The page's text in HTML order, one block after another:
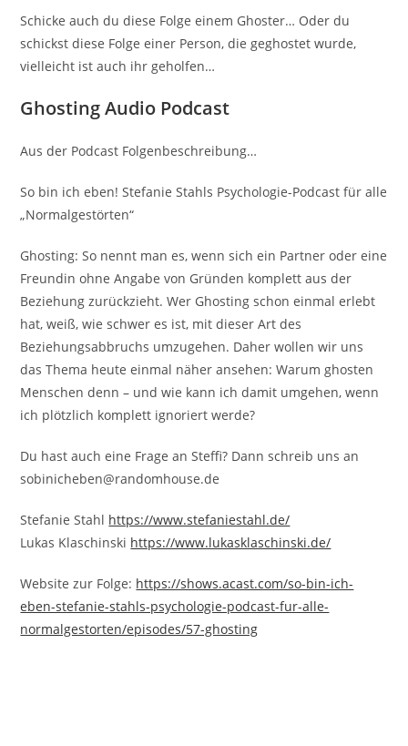
Schicke auch du diese Folge einem Ghoster… Oder du
schickst diese Folge einer Person, die geghostet wurde,
vielleicht ist auch ihr geholfen…
Ghosting Audio Podcast
Aus der Podcast Folgenbeschreibung…
So bin ich eben! Stefanie Stahls Psychologie-Podcast für alle
„Normalgestörten“
Ghosting: So nennt man es, wenn sich ein Partner oder eine
Freundin ohne Angabe von Gründen komplett aus der
Beziehung zurückzieht. Wer Ghosting schon einmal erlebt
hat, weiß, wie schwer es ist, mit dieser Art des
Beziehungsabbruchs umzugehen. Daher wollen wir uns
das Thema heute einmal näher ansehen: Warum ghosten
Menschen denn – und wie kann ich damit umgehen, wenn
ich plötzlich komplett ignoriert werde?
Du hast auch eine Frage an Steffi? Dann schreib uns an
sobinicheben@randomhouse.de
Stefanie Stahl https://www.stefaniestahl.de/
Lukas Klaschinski https://www.lukasklaschinski.de/
Website zur Folge: https://shows.acast.com/so-bin-ich-
eben-stefanie-stahls-psychologie-podcast-fur-alle-
normalgestorten/episodes/57-ghosting